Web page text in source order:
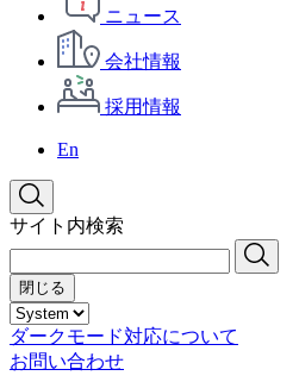
ニュース
会社情報
採用情報
En
サイト内検索
閉じる
ダークモード対応について
お問い合わせ